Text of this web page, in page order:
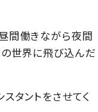
間働きながら夜間
の世界に飛び込んだ
タントをさせてく